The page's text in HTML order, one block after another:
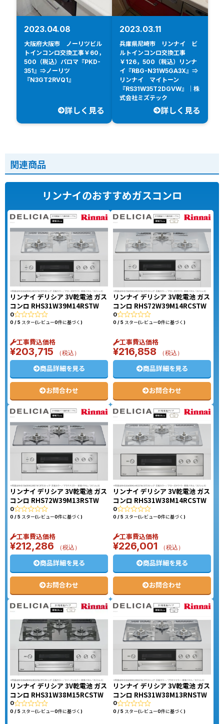
2023.04.08
大阪府大阪市 ノーリツビル
トインコンロ交換工事￥60，
500（税込）パロマ『PKD-
351』⇒ノーリツ
『N3GT2RVQ1』
詳しく見る
2023.03.11
兵庫県尼崎市 リンナイ ビ
ルトインコンロ交換工事
￥126，500（税込）リンナ
イ『RBG-N31W5GA3X』⇒
リンナイ マイトーン
『RS31W35T2DGVW』｜株
式会社ミズテック
詳しく見る
関連商品
リンナイのおすすめガスコンロ
リンナイ デリシア 3V乾電池 ガス
コンロ RHS31W39M14RSTW
0
0 / 5 スター(レビュー0件に基づく)
工事費込価格
¥203,715 （税込）
商品詳細を見る
お問合わせ
リンナイ デリシア 3V乾電池 ガス
コンロ RHS72W39M14RCSTW
0
0 / 5 スター(レビュー0件に基づく)
工事費込価格
¥216,858 （税込）
商品詳細を見る
お問合わせ
リンナイ デリシア 3V乾電池 ガス
コンロ RHS72W39M13RSTW
0
0 / 5 スター(レビュー0件に基づく)
工事費込価格
¥212,286 （税込）
商品詳細を見る
お問合わせ
リンナイ デリシア 3V乾電池 ガス
コンロ RHS31W38M14RCSTW
0
0 / 5 スター(レビュー0件に基づく)
工事費込価格
¥226,001 （税込）
商品詳細を見る
お問合わせ
リンナイ デリシア 3V乾電池 ガス
コンロ RHS31W38M15RCSTW
0
0 / 5 スター(レビュー0件に基づく)
リンナイ デリシア 3V乾電池 ガス
コンロ RHS31W38M13RNSTW
0
0 / 5 スター(レビュー0件に基づく)